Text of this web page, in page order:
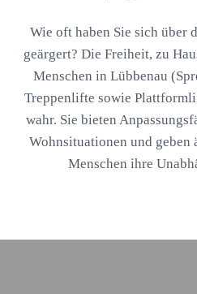
Wie oft haben Sie sich über
geärgert? Die Freiheit, zu
Menschen in Lübbenau
Treppenlifte sowie
wahr. Sie bieten
Wohnsituationen und geben
Menschen ihre